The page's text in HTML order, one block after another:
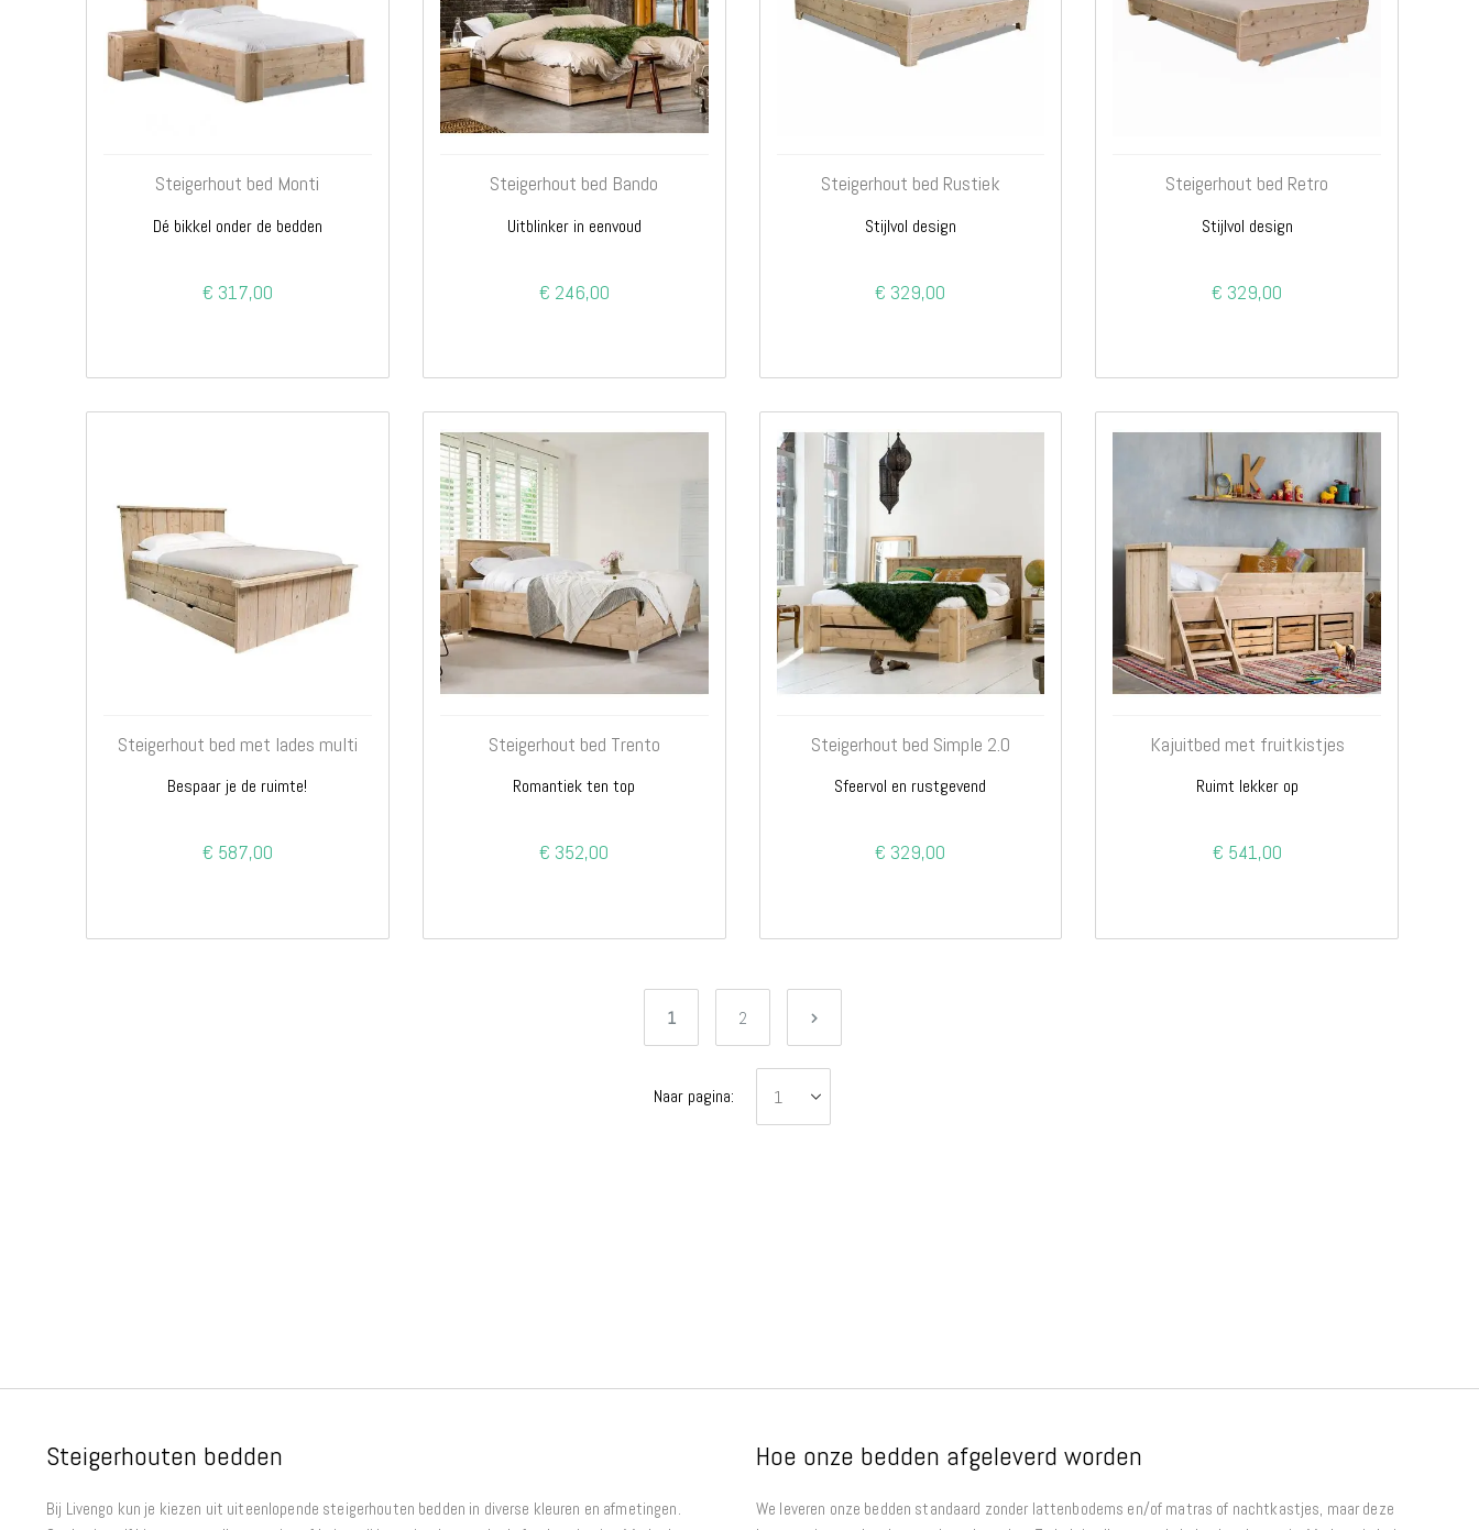
Steigerhout bed Monti
Dé bikkel onder de bedden
€ 317,00
Steigerhout bed Bando
Uitblinker in eenvoud
€ 246,00
Steigerhout bed Rustiek
Stijlvol design
€ 329,00
Steigerhout bed Retro
Stijlvol design
€ 329,00
Steigerhout bed met lades multi
Bespaar je de ruimte!
€ 587,00
Steigerhout bed Trento
Romantiek ten top
€ 352,00
Steigerhout bed Simple 2.0
Sfeervol en rustgevend
€ 329,00
Kajuitbed met fruitkistjes
Ruimt lekker op
€ 541,00
U lees momenteel pagina
1 Pagina
2 Pagina
Volgende
Naar pagina:
Steigerhouten bedden
Bij Livengo kun je kiezen uit uiteenlopende steigerhouten bedden in diverse kleuren en afmetingen.
Hoe onze bedden afgeleverd worden
We leveren onze bedden standaard zonder lattenbodems en/of matras of nachtkastjes, maar deze